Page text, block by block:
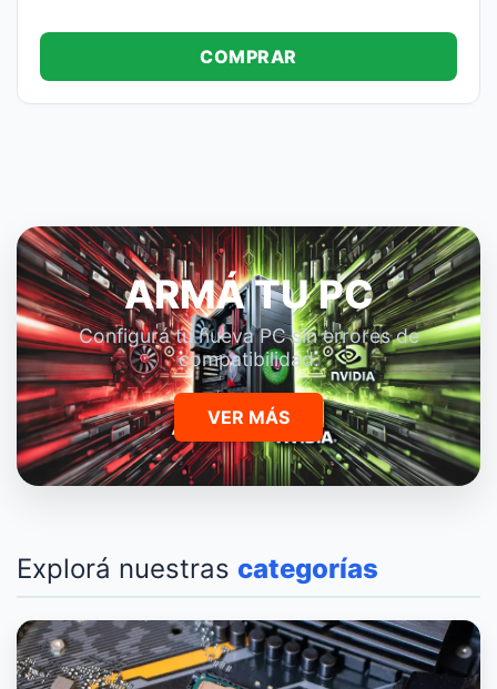
COMPRAR
ARMÁ TU PC
Configurá tu nueva PC sin errores de
compatibilidad.
VER MÁS
Explorá nuestras categorías